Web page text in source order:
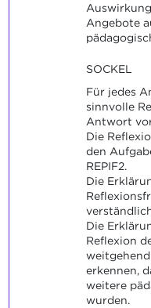
Angebote
SOCKEL
Für jedes
sinnvolle
Antwort
Die
den
REPIF2.
Die
Die
Reflexion
erkennen,
weitere
wurden.